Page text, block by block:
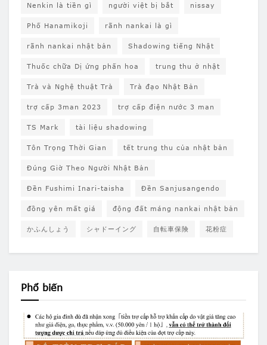
Nenkin là tiền gì người việt bị bắt nissay
Phố Hanamikoji rãnh nankai là gì
rãnh nankai nhật bản Shadowing tiếng Nhật
Thuốc chữa Dị ứng phấn hoa trung thu ở nhật
Trà và Nghệ thuật Trà Trà đạo Nhật Bản
trợ cấp 3man 2023 trợ cấp điện nước 3 man
TS Mark tài liệu shadowing
Tôn Trọng Thời Gian tết trung thu của nhật bản
Đúng Giờ Theo Người Nhật Bản
Đền Fushimi Inari-taisha Đền Sanjusangendo
đồng yên mất giá động đất máng nankai nhật bản
かふんしょう シャドーイング 自転車保険 花粉症
Phổ biến